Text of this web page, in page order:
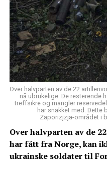
Over halvparten av de 22
nå ubrukelige. De resterende
treffsikre og mangler
har snakket med. Dette
Zaporizjzja-området i
Over halvparten av de
har fått fra Norge, kan
ukrainske soldater til